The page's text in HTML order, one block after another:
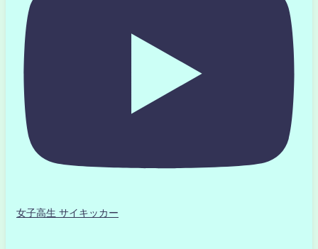
女子高生 サイキッカー